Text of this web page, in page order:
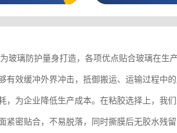
玻璃防护量身打造，各项优点贴合玻璃在
有效缓冲外界冲击，抵御搬运、运输过程中
，为企业降低生产成本。在粘胶选择上，我
紧密贴合，不易脱落，同时撕膜后无胶水残